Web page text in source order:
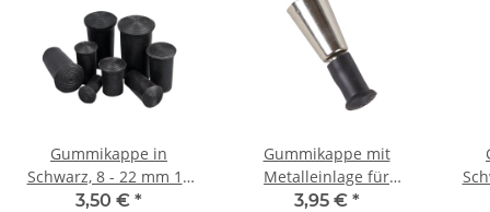
Gummikappe in
Schwarz, 8 - 22 mm 10
mm (Gr. 4/0)
3,50 € *
Gummikappe mit
Metalleinlage für
Bergstockspitze, 8 mm
3,95 € *